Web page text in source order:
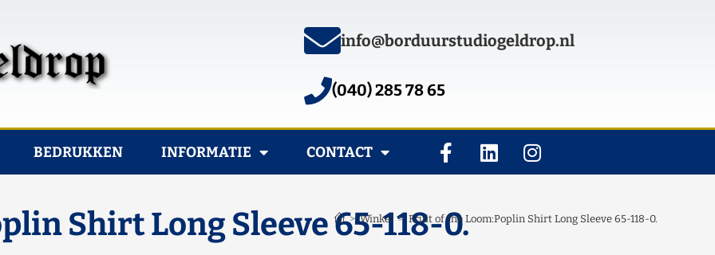
info@borduurstudiogeldrop.nl
(040) 285 78 65
BEDRUKKEN INFORMATIE CONTACT
Shirt Long Sleeve 65-118-0.
> Winkel > Fruit of the Loom:Poplin Shirt Long Sleeve 65-118-0.